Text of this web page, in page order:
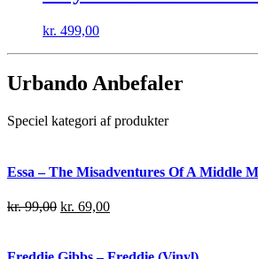
kr. 499,00
Urbando Anbefaler
Speciel kategori af produkter
Essa – The Misadventures Of A Middle
kr.99,00 kr. 69,00